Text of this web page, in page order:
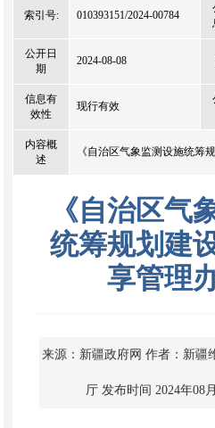
索引号: 010393151/2024-00784
公开日
期
2024-08-08
信息有
效性
现行有效
内容概
述
《自治区气象监测设施统筹
《自治区气
统筹规划建
享管理
来源：新疆政府网 作者：新疆
厅 发布时间 2024年08